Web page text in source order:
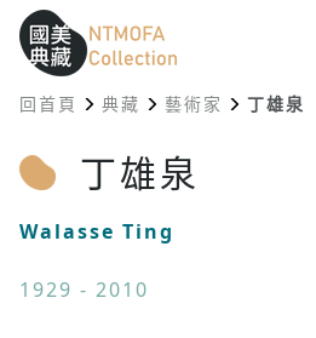
跳到中間主要內容區
網站導覽
:::
:::
回首頁 典藏 藝術家 丁雄泉
丁雄泉
Walasse Ting
1929 - 2010